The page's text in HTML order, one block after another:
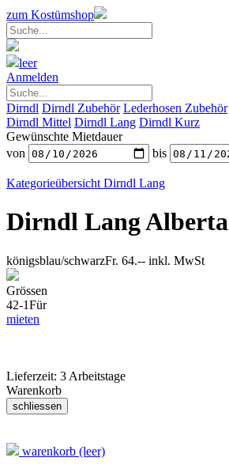
zum Kostümshop
leer
Anmelden
Dirndl Dirndl Zubehör Lederhosen Zubehör
Dirndl Mittel Dirndl Lang Dirndl Kurz
Gewünschte Mietdauer
von
bis
Kategorieübersicht Dirndl Lang
Dirndl Lang Alberta
königsblau/schwarzFr. 64.-- inkl. MwSt
Grössen
42-1Für
mieten
Lieferzeit: 3 Arbeitstage
Warenkorb
warenkorb (leer)